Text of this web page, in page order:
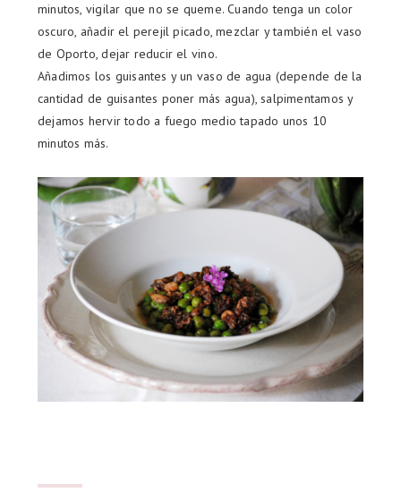
minutos, vigilar que no se queme. Cuando tenga un color
oscuro, añadir el perejil picado, mezclar y también el vaso
de Oporto, dejar reducir el vino.
Añadimos los guisantes y un vaso de agua (depende de la
cantidad de guisantes poner más agua), salpimentamos y
dejamos hervir todo a fuego medio tapado unos 10
minutos más.